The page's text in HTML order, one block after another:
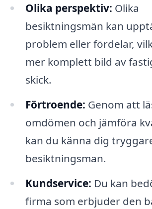
Olika perspektiv: Olika
besiktningsmän kan
problem eller fördelar,
mer komplett bild av
skick.
Förtroende: Genom att
omdömen och jämföra
kan du känna dig
besiktningsman.
Kundservice: Du kan
firma som erbjuder den